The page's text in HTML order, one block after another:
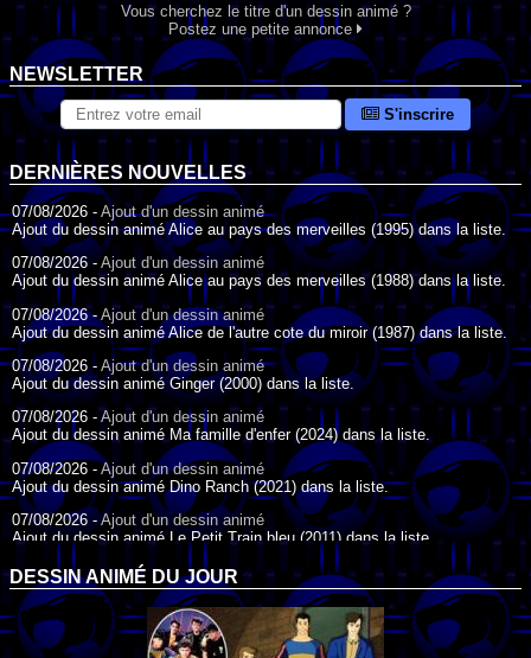
Vous cherchez le titre d'un dessin animé ?
Postez une petite annonce
NEWSLETTER
S'inscrire
DERNIÈRES NOUVELLES
07/08/2026 - Ajout d'un dessin animé
Ajout du dessin animé Alice au pays des merveilles (1995) dans la liste.
07/08/2026 -Ajout d'un dessin animé
Ajout du dessin animé Alice au pays des merveilles (1988) dans la liste.
07/08/2026 -Ajout d'un dessin animé
Ajout du dessin animé Alice de l'autre cote du miroir (1987) dans la liste.
07/08/2026 - Ajout d'un dessin animé
Ajout du dessin animé Ginger (2000) dans la liste.
07/08/2026 - Ajout d'un dessin animé
Ajout du dessin animé Ma famille d'enfer (2024) dans la liste.
07/08/2026 -Ajout d'un dessin animé
Ajout du dessin animé Dino Ranch (2021) dans la liste.
07/08/2026 -Ajout d'un dessin animé
Ajout du dessin animé Le Petit Train bleu (2011) dans la liste.
07/08/2026 -Ajout d'un dessin animé
Ajout du dessin animé Agent Spécial Oso (2009) dans la liste.
17/07/2026 -
Ajout d'un dessin animé
Ajout du dessin animé Peter Pan (1988) dans la liste.
DESSIN ANIMÉ DU JOUR